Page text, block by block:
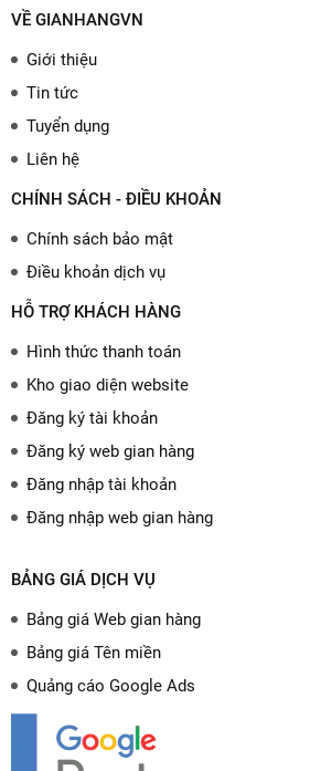
VỀ GIANHANGVN
Giới thiệu
Tin tức
Tuyển dụng
Liên hệ
CHÍNH SÁCH - ĐIỀU KHOẢN
Chính sách bảo mật
Điều khoản dịch vụ
HỖ TRỢ KHÁCH HÀNG
Hình thức thanh toán
Kho giao diện website
Đăng ký tài khoản
Đăng ký web gian hàng
Đăng nhập tài khoản
Đăng nhập web gian hàng
BẢNG GIÁ DỊCH VỤ
Bảng giá Web gian hàng
Bảng giá Tên miền
Quảng cáo Google Ads